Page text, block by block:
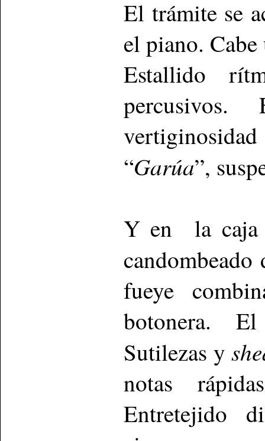
El trámite se
el piano.
Estallido
“Garúa”,
Y en la caja
fueye
botonera.
Sutilezas y
notas
Entretejido